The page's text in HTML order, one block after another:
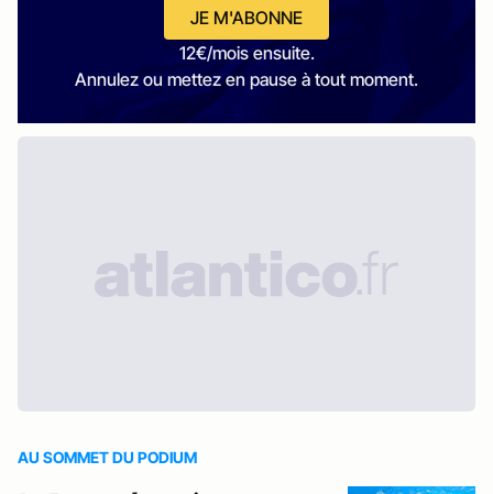
JE M'ABONNE
12€/mois ensuite.
Annulez ou mettez en pause à tout moment.
AU SOMMET DU PODIUM